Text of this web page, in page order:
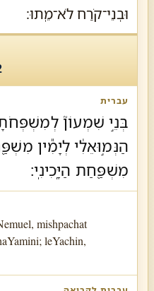
וּבְנֵי־קֹרַח לֹא־מֵֽתוּ׃
בְּנֵ֣י שִׁמְעוֹן֘
הַנְּמ֣וּאֵלִ֔י לְיָמִ֕ין
מִשְׁפַּ֖חַת הַיָּֽכִינִֽי׃
mishpachat
leYachin,